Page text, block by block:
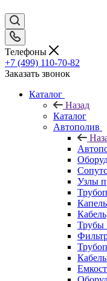
Телефоны
+7 (499) 110-70-82
Заказать звонок
Каталог
Назад
Каталог
Автополив
Узлы
Кабель